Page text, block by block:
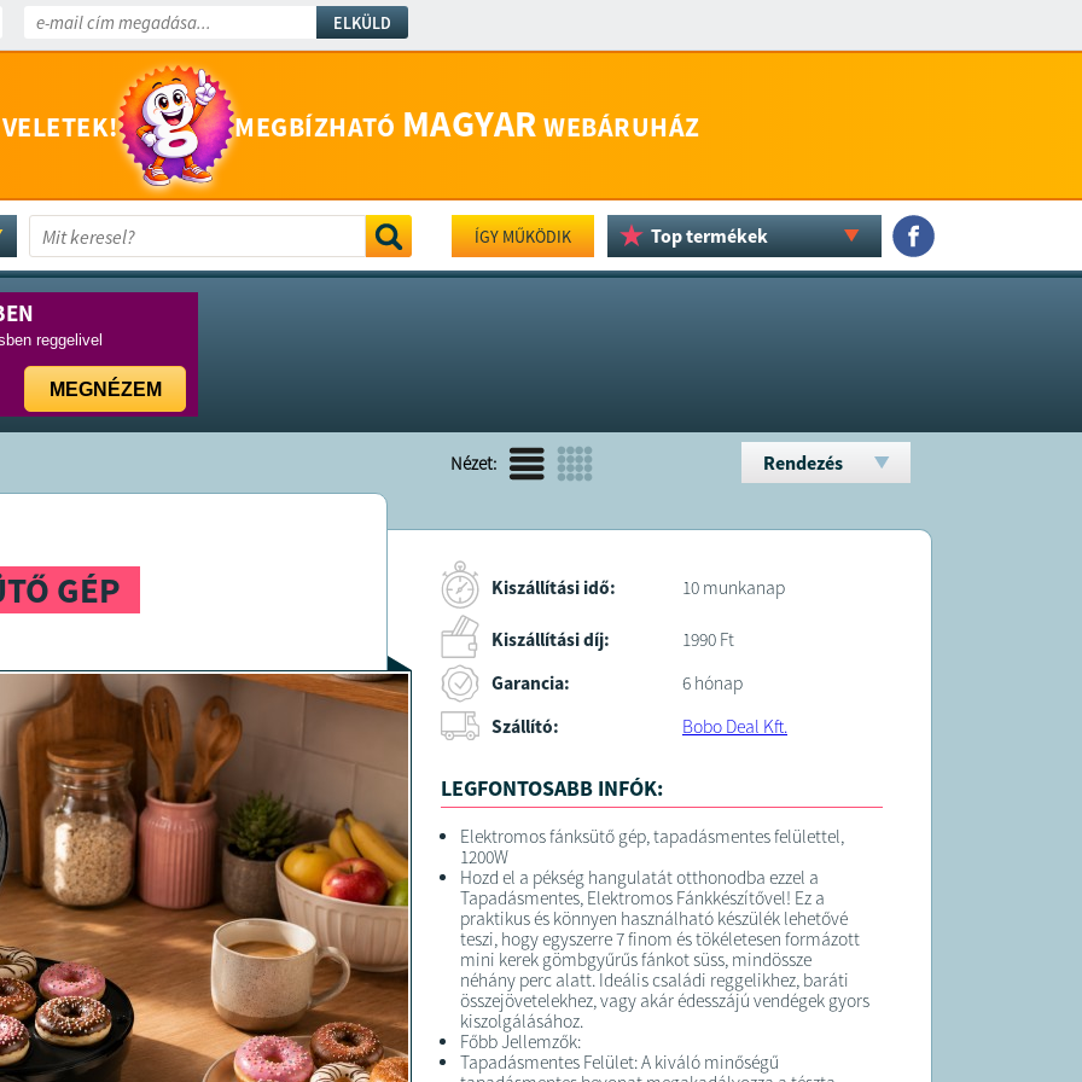
ELKÜLD
MEGBÍZHATÓ MAGYAR WEBÁRUHÁZ
ÍGY MŰKÖDIK Top termékek
reggelivel
MEGNÉZEM
Nézet: Rendezés
GÉP Kiszállítási idő: 10 munkanap
Kiszállítási díj:
1990 Ft
Garancia:
6 hónap
Szállító:
Bobo Deal Kft.
LEGFONTOSABB INFÓK:
Elektromos fánksütő gép, tapadásmentes felülettel,
1200W
Hozd el a pékség hangulatát otthonodba ezzel a
Tapadásmentes, Elektromos Fánkkészítővel! Ez a
praktikus és könnyen használható készülék lehetővé
teszi, hogy egyszerre 7 finom és tökéletesen formázott
mini kerek gömbgyűrűs fánkot süss, mindössze
néhány perc alatt. Ideális családi reggelikhez, baráti
összejövetelekhez, vagy akár édesszájú vendégek gyors
kiszolgálásához.
Főbb Jellemzők:
Tapadásmentes Felület: A kiváló minőségű